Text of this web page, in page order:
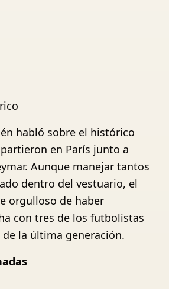
habló sobre el histórico
en París junto a
Aunque manejar tantos
dentro del vestuario, el
orgulloso de haber
con tres de los futbolistas
la última generación.